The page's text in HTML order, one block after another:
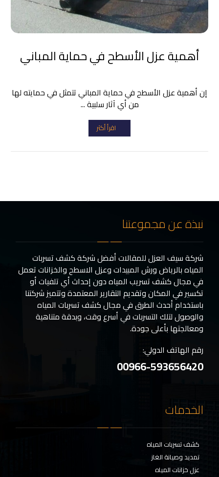
أهمية عزل الأسطح في حماية المباني
إن أهمية عزل الأسطح في حماية المباني تتمثل في حمايته لها
من أي آثار سلبية ...
اقرأ أكثر
نبذة عن مجموعتنا
شركة سيف العزل للمقالات أفضل شركة كشف تسربات
المياه بالرياض ورش المبيدات وعزل الاسطح والخزانات تعمل
في مجال كشف تسريب المياه دون إحداث أي تلفيات أو
تكسير في المكان وتقديم التقارير المعتمدة وتتميز شركتنا
باستخدام أحدث الطرق في مجال كشف تسربات المياه
والوصول لتلك التسربات في أسرع وقت، وبدقة متناهية
ومعالجتها بأعلى جودة.
رقم الهاتف الدولي:
00966-593656420
الخدمات
كشف تسربات المياه
تمديد وصيانة الغاز
عزل خزانات المياه